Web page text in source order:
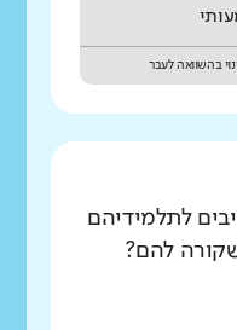
בהשוואה לעבר
לתלמידיהם
להם?